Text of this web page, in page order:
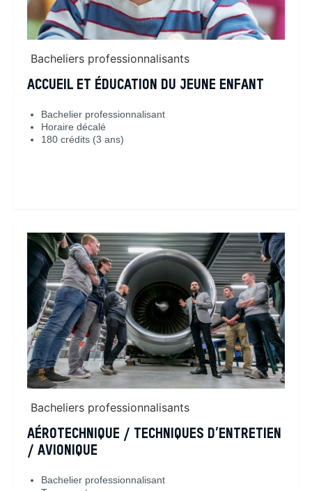
Bacheliers professionnalisants
ACCUEIL ET ÉDUCATION DU JEUNE ENFANT
Bachelier professionnalisant
Horaire décalé
180 crédits (3 ans)
Bacheliers professionnalisants
AÉROTECHNIQUE / TECHNIQUES D’ENTRETIEN
/ AVIONIQUE
Bachelier professionnalisant